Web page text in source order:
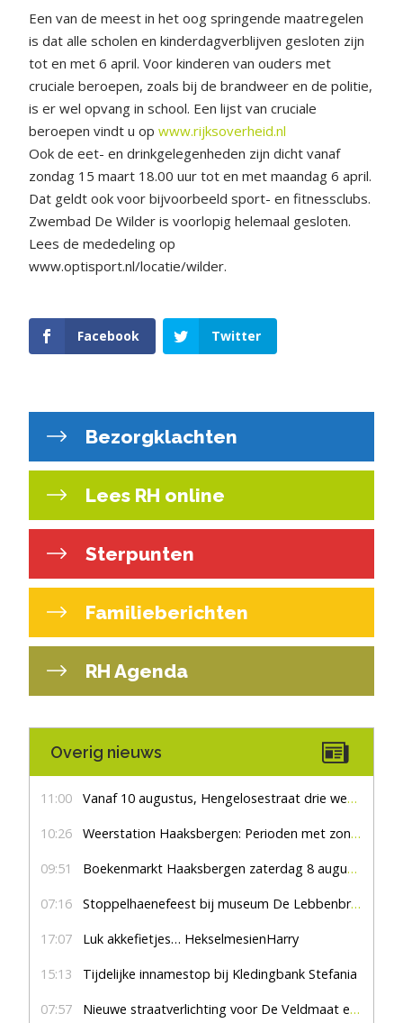
Een van de meest in het oog springende maatregelen
is dat alle scholen en kinderdagverblijven gesloten zijn
tot en met 6 april. Voor kinderen van ouders met
cruciale beroepen, zoals bij de brandweer en de politie,
is er wel opvang in school. Een lijst van cruciale
beroepen vindt u op www.rijksoverheid.nl
Ook de eet- en drinkgelegenheden zijn dicht vanaf
zondag 15 maart 18.00 uur tot en met maandag 6 april.
Dat geldt ook voor bijvoorbeeld sport- en fitnessclubs.
Zwembad De Wilder is voorlopig helemaal gesloten.
Lees de mededeling op
www.optisport.nl/locatie/wilder.
Facebook Twitter
Bezorgklachten
Lees RH online
Sterpunten
Familieberichten
RH Agenda
Overig nieuws
11:00 Vanaf 10 augustus, Hengelosestraat drie weken dicht voor doorgaand verkeer
10:26 Weerstation Haaksbergen: Perioden met zon en droog
09:51 Boekenmarkt Haaksbergen zaterdag 8 augustus, marktplein Haaksbergen
07:16 Stoppelhaenefeest bij museum De Lebbenbrugge
17:07 Luk akkefietjes… HekselmesienHarry
15:13 Tijdelijke innamestop bij Kledingbank Stefania
07:57 Nieuwe straatverlichting voor De Veldmaat en De Pas